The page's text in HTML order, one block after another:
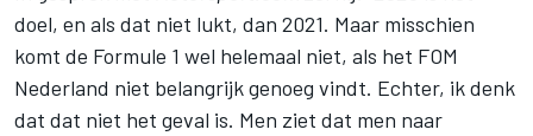
doel, en als dat niet lukt, dan 2021. Maar misschien
komt de Formule 1 wel helemaal niet, als het FOM
Nederland niet belangrijk genoeg vindt. Echter, ik denk
dat dat niet het geval is. Men ziet dat men naar